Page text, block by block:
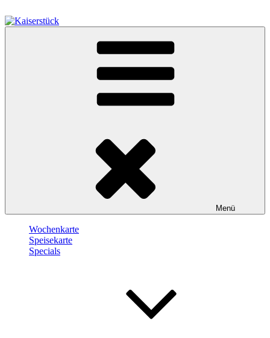
Inhalt
springen
Menü
Wochenkarte
Speisekarte
Specials